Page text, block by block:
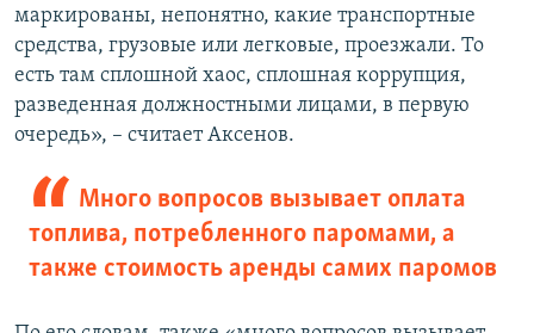
маркированы, непонятно, какие транспортные
средства, грузовые или легковые, проезжали. То
есть там сплошной хаос, сплошная коррупция,
разведенная должностными лицами, в первую
очередь», – считает Аксенов.
Много вопросов вызывает оплата
топлива, потребленного паромами, а
также стоимость аренды самих паромов